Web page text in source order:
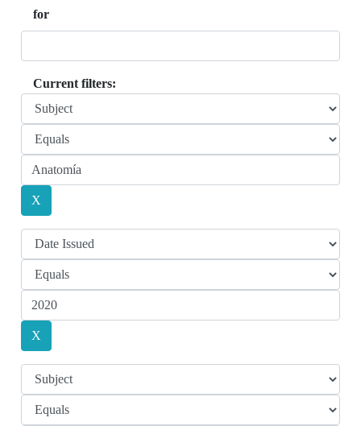
for
Current filters: